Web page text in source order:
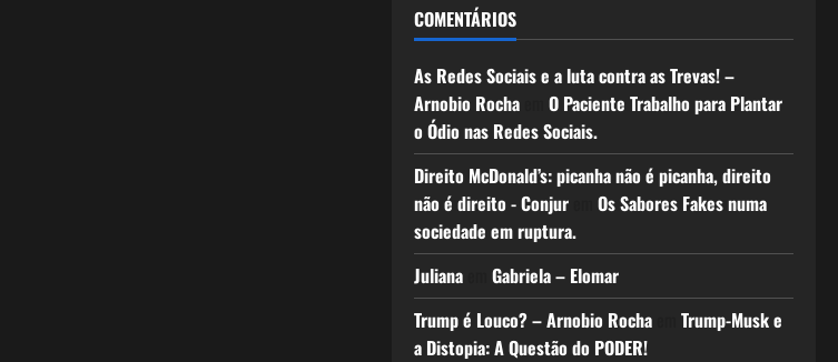
COMENTÁRIOS
As Redes Sociais e a luta contra as Trevas! –
Arnobio Rochaem O Paciente Trabalho para Plantar
o Ódio nas Redes Sociais.
Direito McDonald’s: picanha não é picanha, direito
não é direito - Conjurem Os Sabores Fakes numa
sociedade em ruptura.
Julianaem Gabriela – Elomar
Trump é Louco? – Arnobio Rochaem Trump-Musk e
a Distopia: A Questão do PODER!